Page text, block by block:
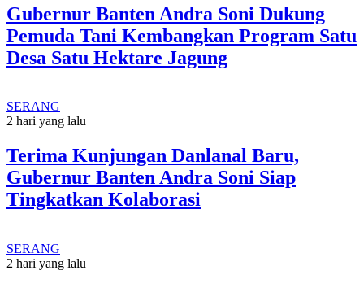
Gubernur Banten Andra Soni Dukung
Pemuda Tani Kembangkan Program Satu
Desa Satu Hektare Jagung
SERANG
2 hari yang lalu
Terima Kunjungan Danlanal Baru,
Gubernur Banten Andra Soni Siap
Tingkatkan Kolaborasi
SERANG
2 hari yang lalu